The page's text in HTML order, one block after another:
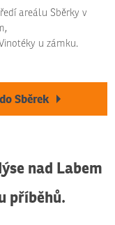
areálu Sběrky v
u zámku.
Sběrek
nad Labem
příběhů.